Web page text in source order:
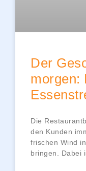
Der
morgen:
Die
den Kunden
frischen Wind
bringen. Dabei